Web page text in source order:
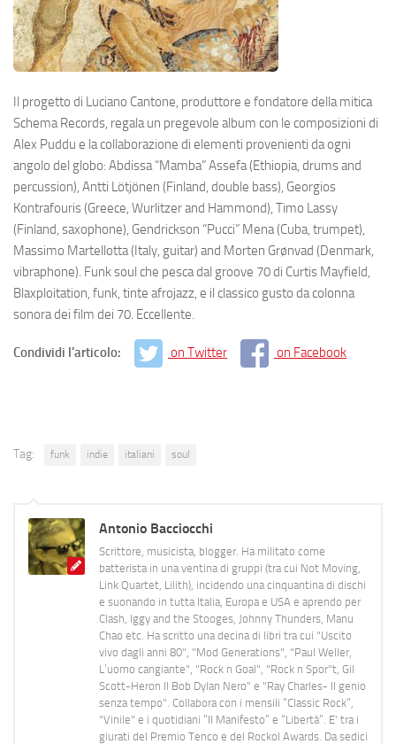
Il progetto di Luciano Cantone, produttore e fondatore della mitica
Schema Records, regala un pregevole album con le composizioni di
Alex Puddu e la collaborazione di elementi provenienti da ogni
angolo del globo: Abdissa “Mamba” Assefa (Ethiopia, drums and
percussion), Antti Lötjönen (Finland, double bass), Georgios
Kontrafouris (Greece, Wurlitzer and Hammond), Timo Lassy
(Finland, saxophone), Gendrickson “Pucci” Mena (Cuba, trumpet),
Massimo Martellotta (Italy, guitar) and Morten Grønvad (Denmark,
vibraphone). Funk soul che pesca dal groove 70 di Curtis Mayfield,
Blaxploitation, funk, tinte afrojazz, e il classico gusto da colonna
sonora dei film dei 70. Eccellente.
Condividi l'articolo: on Twitter on Facebook
Tag: funk indie italiani soul
Antonio Bacciocchi
Scrittore, musicista, blogger. Ha militato come
batterista in una ventina di gruppi (tra cui Not Moving,
Link Quartet, Lilith), incidendo una cinquantina di dischi
e suonando in tutta Italia, Europa e USA e aprendo per
Clash, Iggy and the Stooges, Johnny Thunders, Manu
Chao etc. Ha scritto una decina di libri tra cui "Uscito
vivo dagli anni 80", "Mod Generations", "Paul Weller,
L’uomo cangiante", "Rock n Goal", "Rock n Spor"t, Gil
Scott-Heron Il Bob Dylan Nero" e "Ray Charles- Il genio
senza tempo". Collabora con i mensili “Classic Rock”,
"Vinile" e i quotidiani “Il Manifesto” e “Libertà”. E' tra i
giurati del Premio Tenco e del Rockol Awards. Da sedici